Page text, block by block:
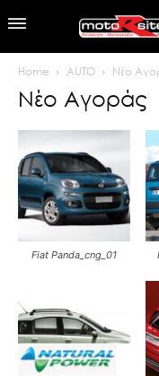
Home AUTO Νέο
Νέο Αγοράς
Fiat Panda_cng_01